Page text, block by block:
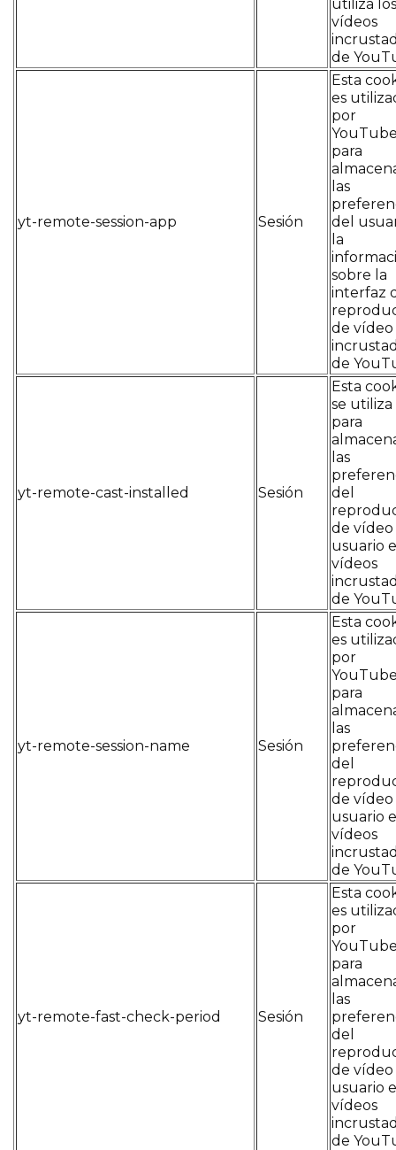
utiliza los
vídeos
de
yt-remote-session-app Sesión
Esta
es
por
para
las
del
la
sobre la
interfaz
de vídeo
de
yt-remote-cast-installed Sesión
Esta
se utiliza
para
las
del
de
usuario
vídeos
de
yt-remote-session-name Sesión
Esta
es
por
para
las
del
de
usuario
vídeos
de
yt-remote-fast-check-period Sesión
Esta
es
por
para
las
del
de
usuario
vídeos
de